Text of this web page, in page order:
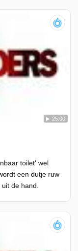
25:00
toilet' wel
een dutje ruw
de hand.